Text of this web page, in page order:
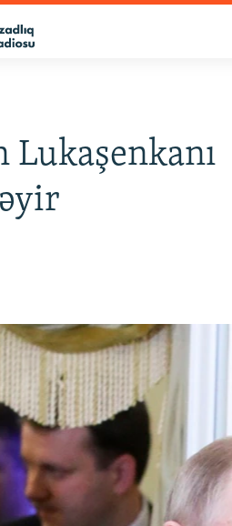
Lukaşenkanı